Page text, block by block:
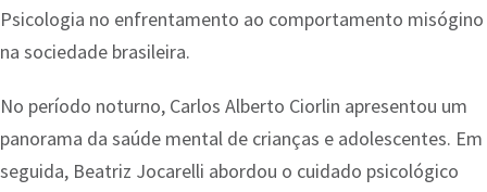
Psicologia no enfrentamento ao comportamento misógino
na sociedade brasileira.
No período noturno, Carlos Alberto Ciorlin apresentou um
panorama da saúde mental de crianças e adolescentes. Em
seguida, Beatriz Jocarelli abordou o cuidado psicológico